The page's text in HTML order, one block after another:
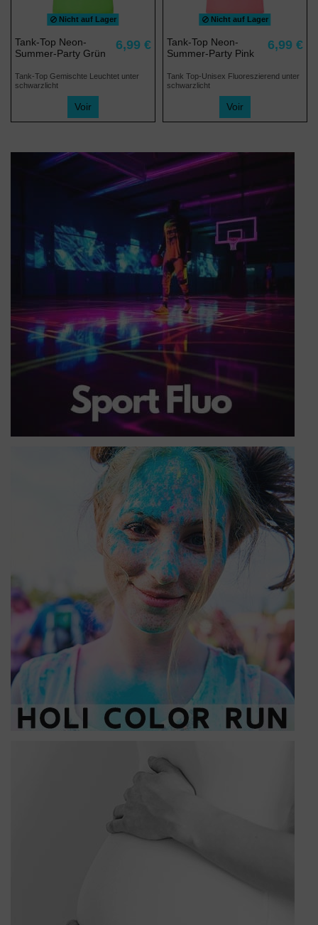
Nicht auf Lager
Tank-Top Neon-
Summer-Party Grün
6,99 €
Tank-Top Gemischte Leuchtet unter
schwarzlicht
Voir
Nicht auf Lager
Tank-Top Neon-
Summer-Party Pink
6,99 €
Tank Top-Unisex Fluoreszierend unter
schwarzlicht
Voir